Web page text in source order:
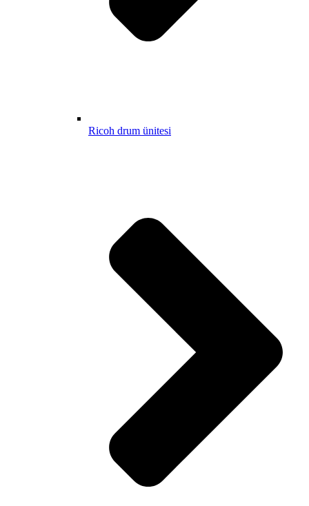
Ricoh drum ünitesi